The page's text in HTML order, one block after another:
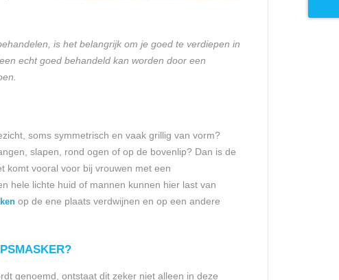
is het belangrijk om je goed te verdiepen in
echt goed behandeld kan worden door een
soms symmetrisch en vaak grillig van vorm?
slapen, rond ogen of op de bovenlip? Dan is de
komt vooral voor bij vrouwen met een
hele lichte huid of mannen kunnen hier last van
op de ene plaats verdwijnen en op een andere
genoemd, ontstaat dit zeker niet alleen in deze